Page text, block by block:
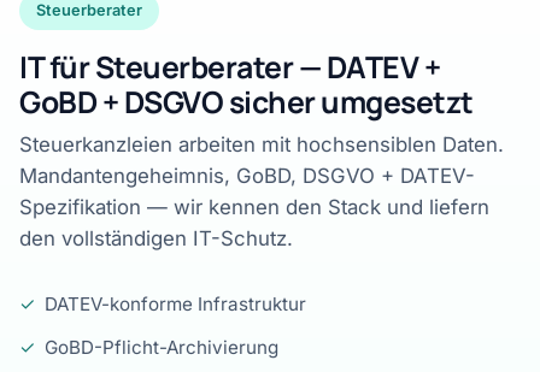
Steuerberater
IT für Steuerberater — DATEV +
GoBD + DSGVO sicher umgesetzt
Steuerkanzleien arbeiten mit hochsensiblen Daten.
Mandantengeheimnis, GoBD, DSGVO + DATEV-
Spezifikation — wir kennen den Stack und liefern
den vollständigen IT-Schutz.
✓ DATEV-konforme Infrastruktur
✓ GoBD-Pflicht-Archivierung